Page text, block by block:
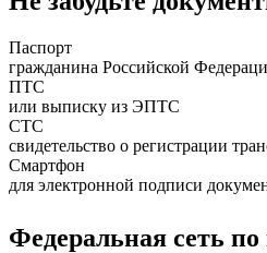
Паспорт
гражданина Российской
ПТС
или выписку из ЭПТС
СТС
свидетельство о регистрации
Смартфон
для электронной подписи
Федеральная сеть